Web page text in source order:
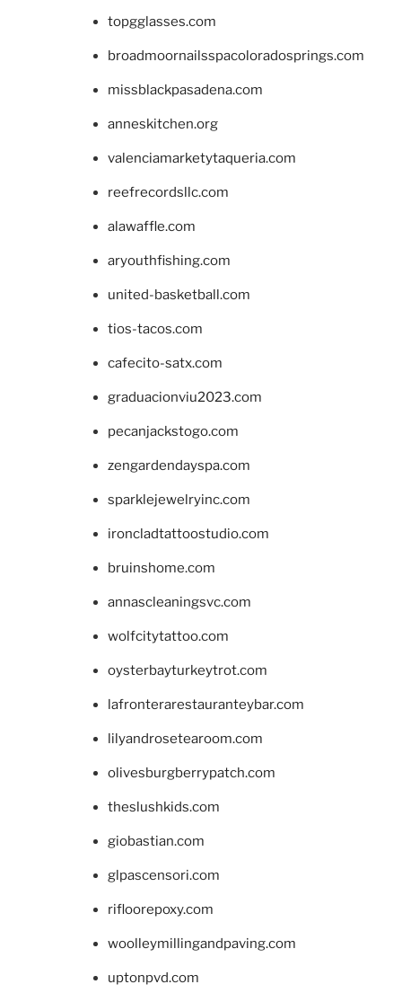
topgglasses.com
broadmoornailsspacoloradosprings.com
missblackpasadena.com
anneskitchen.org
valenciamarketytaqueria.com
reefrecordsllc.com
alawaffle.com
aryouthfishing.com
united-basketball.com
tios-tacos.com
cafecito-satx.com
graduacionviu2023.com
pecanjackstogo.com
zengardendayspa.com
sparklejewelryinc.com
ironcladtattoostudio.com
bruinshome.com
annascleaningsvc.com
wolfcitytattoo.com
oysterbayturkeytrot.com
lafronterarestauranteybar.com
lilyandrosetearoom.com
olivesburgberrypatch.com
theslushkids.com
giobastian.com
glpascensori.com
rifloorepoxy.com
woolleymillingandpaving.com
uptonpvd.com